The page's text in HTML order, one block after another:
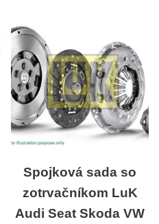
Spojková sada so
zotrvačníkom LuK
Audi Seat Skoda VW